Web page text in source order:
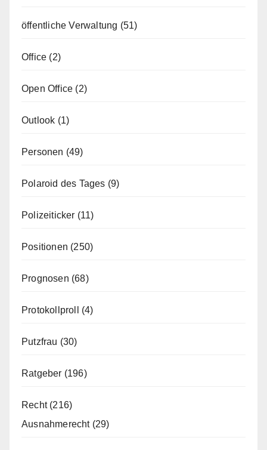
öffentliche Verwaltung (51)
Office (2)
Open Office (2)
Outlook (1)
Personen (49)
Polaroid des Tages (9)
Polizeiticker (11)
Positionen (250)
Prognosen (68)
Protokollproll (4)
Putzfrau (30)
Ratgeber (196)
Recht(216)
Ausnahmerecht(29)